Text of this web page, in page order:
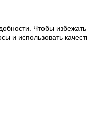
Чтобы
и использовать